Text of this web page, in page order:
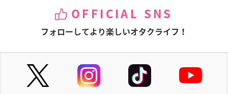
OFFICIAL SNS
フォローしてより楽しいオタクライフ！